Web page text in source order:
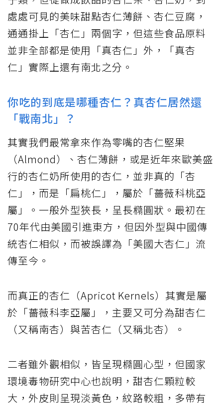
處處可見的美味甜點杏仁薄餅、杏仁豆腐，
通通掛上「杏仁」兩個字，但這些食品原料
並非全部都是使用「真杏仁」外，「真杏
仁」實際上還有南北之分。
你吃的到底是哪種杏仁？真杏仁居然還
「戰南北」？
其實我們最常拿來作為零嘴的杏仁堅果
（Almond）、杏仁薄餅，或是近年來歐美盛
行的杏仁奶所使用的杏仁，並非真的「杏
仁」，而是「扁桃仁」，屬於「薔薇科桃亞
屬」。一般外型狹長，呈長橢圓狀。最初在
70年代由美國引進東方，但因外型與中國傳
統杏仁相似，而被誤譯為「美國大杏仁」流
傳至今。
而真正的杏仁（Apricot Kernels）其實是屬
於「薔薇科李亞屬」，主要又可分為甜杏仁
（又稱南杏）與苦杏仁（又稱北杏）。
二者雖外觀相似，皆呈現橢圓心型，但國家
環境毒物研究中心也說明，甜杏仁顆粒較
大，外皮則呈現淡黃色，紋路較粗，多帶有